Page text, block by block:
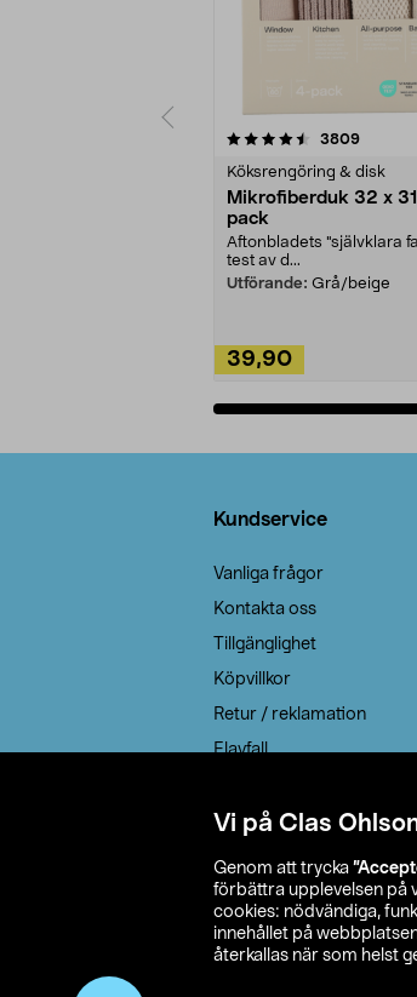
Vi på Clas
Genom att trycka
förbättra upplevelsen på
cookies: nödvändiga,
innehållet på
återkallas när som helst
3809
Köksrengöring & disk
Mikrofiberduk 32 x
pack
Aftonbladets "självklara
test av d...
Utförande: Grå/beige
39,90
4.0av 5 stjärnor
Kundservice
Vanliga frågor
Kontakta oss
Tillgänglighet
Köpvillkor
Retur / reklamation
Elavfall
Leveransalternativ